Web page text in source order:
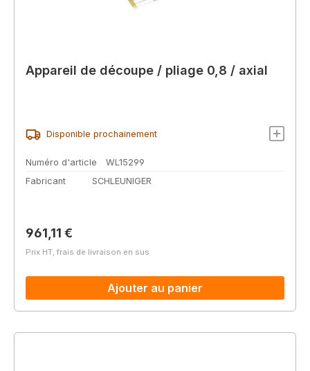
Appareil de découpe / pliage 0,8 / axial
Disponible prochainement
Numéro d'article
WL15299
Fabricant
SCHLEUNIGER
Prix régulier :
961,11 €
Prix HT, frais de livraison en sus
Ajouter au panier